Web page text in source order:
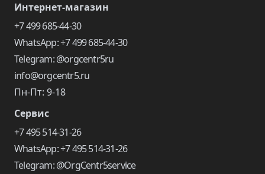
Интернет-магазин
+7 499 685-44-30
WhatsApp: +7 499 685-44-30
Telegram: @orgcentr5ru
info@orgcentr5.ru
Пн-Пт: 9-18
Сервис
+7 495 514-31-26
WhatsApp: +7 495 514-31-26
Telegram: @OrgCentr5service